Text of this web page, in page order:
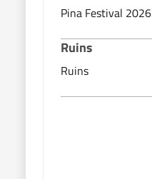
Pina Festival 2026
Ruins
Ruins